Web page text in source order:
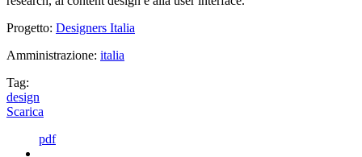
Progetto: Designers Italia
Amministrazione: italia
Tag:
design
Scarica
pdf